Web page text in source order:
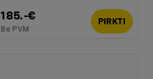
185.-€
Be PVM
PIRKTI